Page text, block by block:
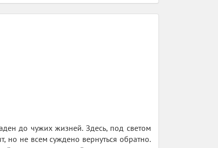
до чужих жизней. Здесь, под светом
но не всем суждено вернуться обратно.